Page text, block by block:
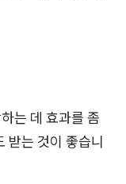
는 데 효과를 좀
받는 것이 좋습니